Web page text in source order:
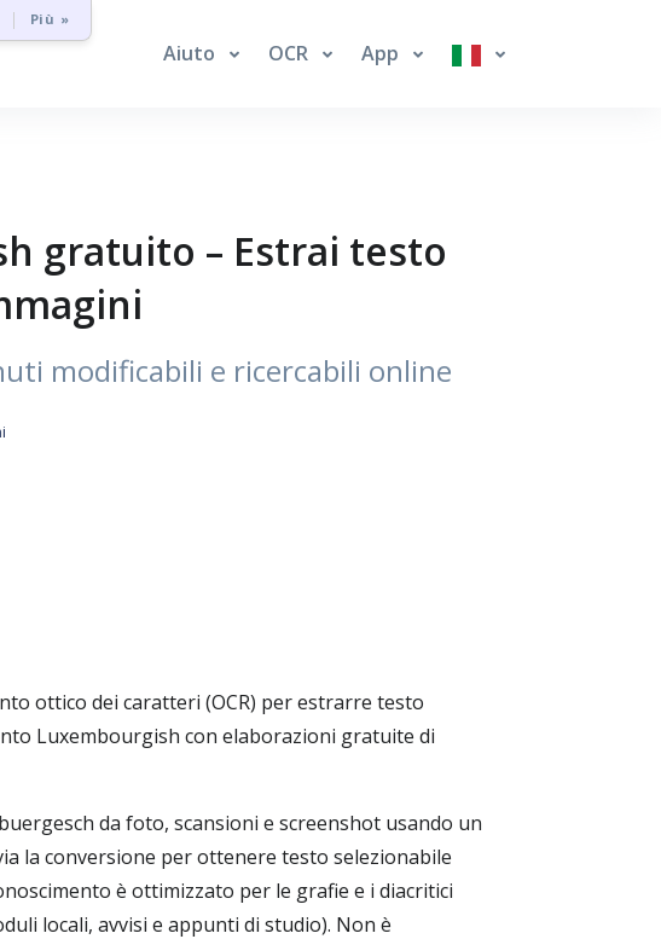
Più »
Aiuto OCR App
gratuito – Estrai testo
modificabili e ricercabili online
ottico dei caratteri (OCR) per estrarre testo
Luxembourgish con elaborazioni gratuite di
da foto, scansioni e screenshot usando un
la conversione per ottenere testo selezionabile
è ottimizzato per le grafie e i diacritici
locali, avvisi e appunti di studio). Non è